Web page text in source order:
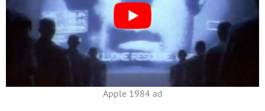
Apple 1984 ad